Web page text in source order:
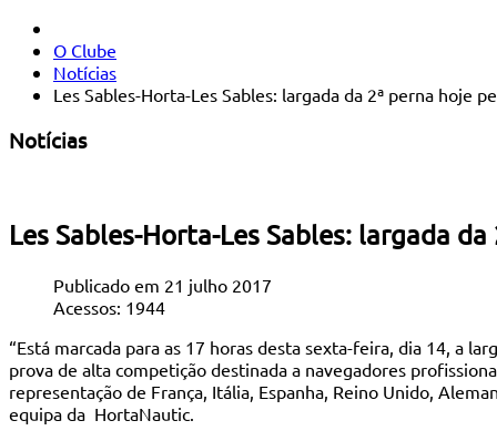
O Clube
Notícias
Les Sables-Horta-Les Sables: largada da 2ª perna hoje
Notícias
Les Sables-Horta-Les Sables: largada
Publicado em 21 julho 2017
Acessos: 1944
“Está marcada para as 17 horas desta sexta-feira, dia 14, a
prova de alta competição destinada a navegadores
representação de França, Itália, Espanha, Reino Unido,
equipa da HortaNautic.